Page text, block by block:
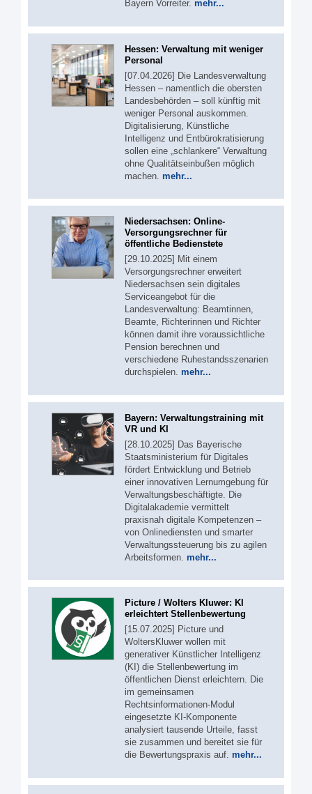
Bayern Vorreiter. mehr...
Hessen: Verwaltung mit weniger
Personal
[07.04.2026] Die Landesverwaltung
Hessen – namentlich die obersten
Landesbehörden – soll künftig mit
weniger Personal auskommen.
Digitalisierung, Künstliche
Intelligenz und Entbürokratisierung
sollen eine „schlankere“ Verwaltung
ohne Qualitätseinbußen möglich
machen. mehr...
Niedersachsen: Online-
Versorgungsrechner für
öffentliche Bedienstete
[29.10.2025] Mit einem
Versorgungsrechner erweitert
Niedersachsen sein digitales
Serviceangebot für die
Landesverwaltung: Beamtinnen,
Beamte, Richterinnen und Richter
können damit ihre voraussichtliche
Pension berechnen und
verschiedene Ruhestandsszenarien
durchspielen. mehr...
Bayern: Verwaltungstraining mit
VR und KI
[28.10.2025] Das Bayerische
Staatsministerium für Digitales
fördert Entwicklung und Betrieb
einer innovativen Lernumgebung für
Verwaltungsbeschäftigte. Die
Digitalakademie vermittelt
praxisnah digitale Kompetenzen –
von Onlinediensten und smarter
Verwaltungssteuerung bis zu agilen
Arbeitsformen. mehr...
Picture / Wolters Kluwer: KI
erleichtert Stellenbewertung
[15.07.2025] Picture und
WoltersKluwer wollen mit
generativer Künstlicher Intelligenz
(KI) die Stellenbewertung im
öffentlichen Dienst erleichtern. Die
im gemeinsamen
Rechtsinformationen-Modul
eingesetzte KI-Komponente
analysiert tausende Urteile, fasst
sie zusammen und bereitet sie für
die Bewertungspraxis auf. mehr...